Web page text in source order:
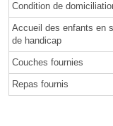
Condition de
Accueil des enfants en
de handicap
Couches fournies
Repas fournis